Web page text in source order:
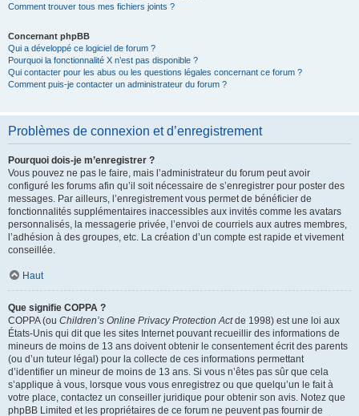
Comment trouver tous mes fichiers joints ?
Concernant phpBB
Qui a développé ce logiciel de forum ?
Pourquoi la fonctionnalité X n’est pas disponible ?
Qui contacter pour les abus ou les questions légales concernant ce forum ?
Comment puis-je contacter un administrateur du forum ?
Problèmes de connexion et d’enregistrement
Pourquoi dois-je m’enregistrer ?
Vous pouvez ne pas le faire, mais l’administrateur du forum peut avoir
configuré les forums afin qu’il soit nécessaire de s’enregistrer pour poster des
messages. Par ailleurs, l’enregistrement vous permet de bénéficier de
fonctionnalités supplémentaires inaccessibles aux invités comme les avatars
personnalisés, la messagerie privée, l’envoi de courriels aux autres membres,
l’adhésion à des groupes, etc. La création d’un compte est rapide et vivement
conseillée.
Haut
Que signifie COPPA ?
COPPA (ou Children’s Online Privacy Protection Actde 1998) est une loi aux
États-Unis qui dit que les sites Internet pouvant recueillir des informations de
mineurs de moins de 13 ans doivent obtenir le consentement écrit des parents
(ou d’un tuteur légal) pour la collecte de ces informations permettant
d’identifier un mineur de moins de 13 ans. Si vous n’êtes pas sûr que cela
s’applique à vous, lorsque vous vous enregistrez ou que quelqu’un le fait à
votre place, contactez un conseiller juridique pour obtenir son avis. Notez que
phpBB Limited et les propriétaires de ce forum ne peuvent pas fournir de